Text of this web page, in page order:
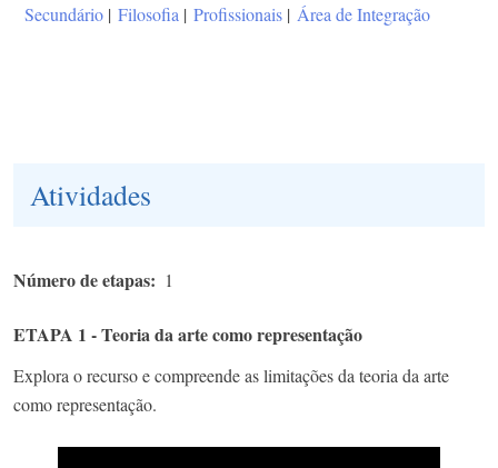
Secundário | Filosofia | Profissionais | Área de Integração
Atividades
Número de etapas 1
ETAPA 1 - Teoria da arte como representação
Explora o recurso e compreende as limitações da teoria da arte
como representação.